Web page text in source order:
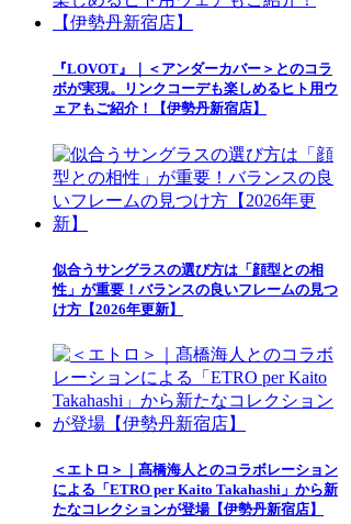
『LOVOT』｜＜アンダーカバー＞とのコラ
ボが実現。リンクコーデも楽しめるヒト用ウ
ェアもご紹介！【伊勢丹新宿店】
似合うサングラスの選び方は「顔型との相
性」が重要！バランスの良いフレームの見つ
け方【2026年更新】
＜エトロ＞｜髙橋海人とのコラボレーション
による「ETRO per Kaito Takahashi」から新
たなコレクションが登場【伊勢丹新宿店】